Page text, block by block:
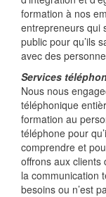
formation à nos
entrepreneurs qui
public pour qu’ils
avec des
Services
Nous nous
téléphonique
formation au
téléphone pour
comprendre et
offrons aux clients
la communication
besoins ou n’est